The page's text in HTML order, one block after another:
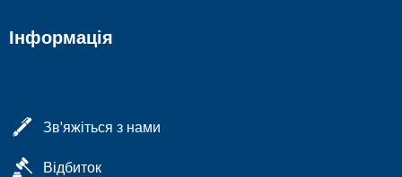
Інформація
Зв'яжіться з нами
Відбиток